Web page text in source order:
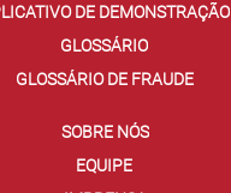
DE DEMONSTRAÇÃO
GLOSSÁRIO
GLOSSÁRIO DE FRAUDE
SOBRE NÓS
EQUIPE